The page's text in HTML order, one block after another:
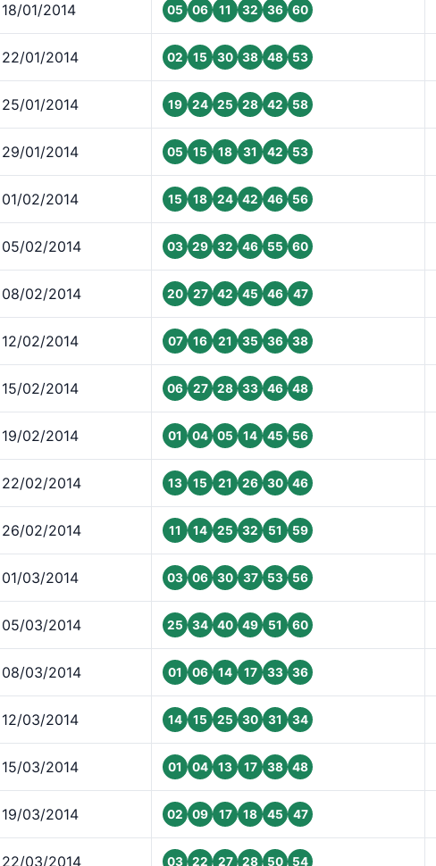
18/01/2014 05 06 11 32 36 60
22/01/2014 02 15 30 38 48 53
25/01/2014 19 24 25 28 42 58
29/01/2014 05 15 18 31 42 53
01/02/2014 15 18 24 42 46 56
05/02/2014 03 29 32 46 55 60
08/02/2014 20 27 42 45 46 47
12/02/2014 07 16 21 35 36 38
15/02/2014 06 27 28 33 46 48
19/02/2014 01 04 05 14 45 56
22/02/2014 13 15 21 26 30 46
26/02/2014 11 14 25 32 51 59
01/03/2014 03 06 30 37 53 56
05/03/2014 25 34 40 49 51 60
08/03/2014 01 06 14 17 33 36
12/03/2014 14 15 25 30 31 34
15/03/2014 01 04 13 17 38 48
19/03/2014 02 09 17 18 45 47
22/03/2014 03 22 27 28 50 54